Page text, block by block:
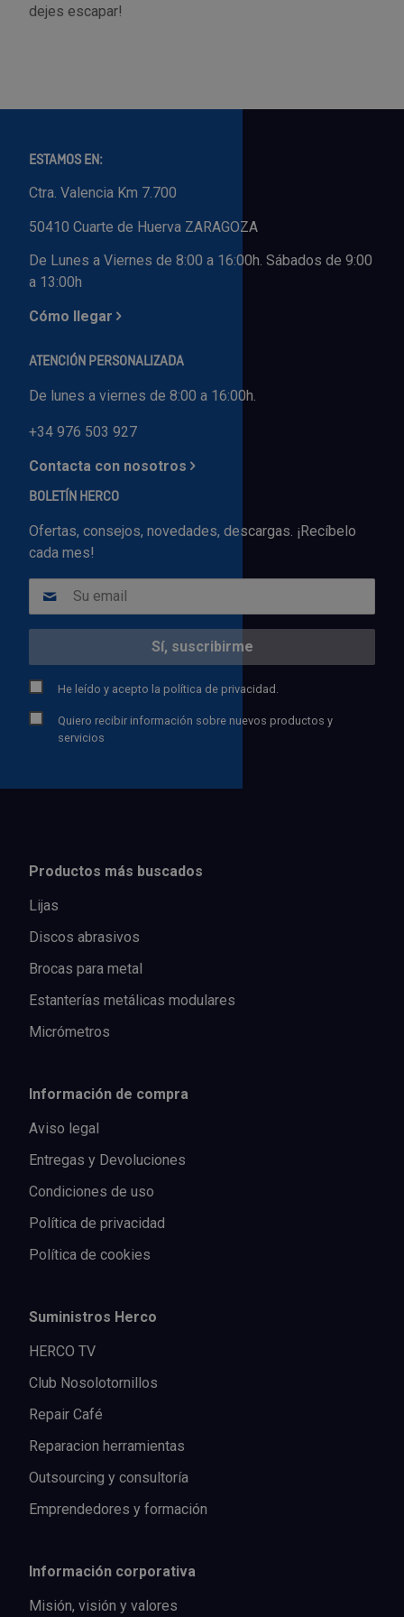
dejes escapar!
ESTAMOS EN:
Ctra. Valencia Km 7.700
50410 Cuarte de Huerva ZARAGOZA
De Lunes a Viernes de 8:00 a 16:00h. Sábados de 9:00
a 13:00h
Cómo llegar
ATENCIÓN PERSONALIZADA
De lunes a viernes de 8:00 a 16:00h.
+34 976 503 927
Contacta con nosotros
BOLETÍN HERCO
Ofertas, consejos, novedades, descargas. ¡Recíbelo
cada mes!
He leído y acepto la política de privacidad.
Quiero recibir información sobre nuevos productos y
servicios
Productos más buscados
Lijas
Discos abrasivos
Brocas para metal
Estanterías metálicas modulares
Micrómetros
Información de compra
Aviso legal
Entregas y Devoluciones
Condiciones de uso
Política de privacidad
Política de cookies
Suministros Herco
HERCO TV
Club Nosolotornillos
Repair Café
Reparacion herramientas
Outsourcing y consultoría
Emprendedores y formación
Información corporativa
Misión, visión y valores